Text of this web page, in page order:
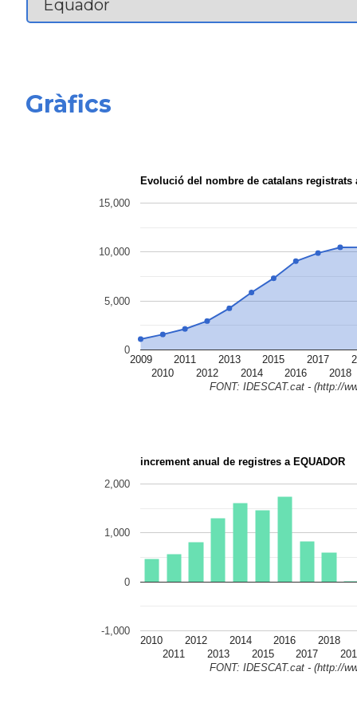
Gràfics
Evolució del nombre de catalans registrats
2009
2010
2011
2012
2013
2014
2015
2016
2017
2018
0
5,000
10,000
15,000
FONT: IDESCAT.cat - (http://
increment anual de registres a EQUADOR
2010
2011
2012
2013
2014
2015
2016
2017
2018
-1,000
0
1,000
2,000
FONT: IDESCAT.cat - (http://